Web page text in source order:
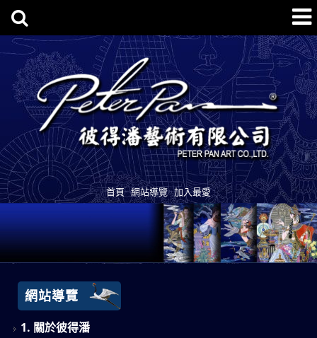
首頁 網站導覽 加入最愛
網站導覽
1. 關於彼得潘